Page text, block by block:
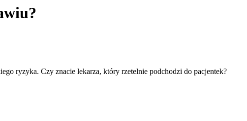
ryzyka. Czy znacie lekarza, który rzetelnie podchodzi do pacjentek?